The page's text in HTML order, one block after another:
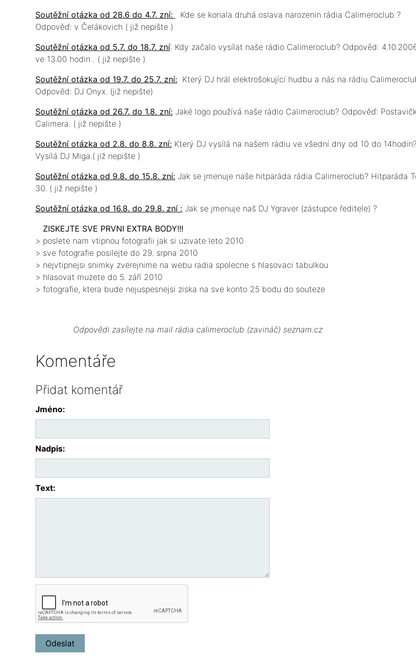
Soutěžní otázka od 28.6 do 4.7. zní:
Kde se konala druhá oslava narozenin rádia Calimeroclub ?
Odpověď: v Čelákovich ( již nepište )
Soutěžní otázka od 5.7. do 18.7. zní: Kdy začalo vysílat naše rádio Calimeroclub? Odpověd:
ve 13.00 hodin . ( již nepište )
Soutěžní otázka od 19.7. do 25.7. zní: Který DJ hrál elektrošokující hudbu a nás na rádiu
Odpověd: DJ Onyx. (již nepište)
Soutěžní otázka od 26.7. do 1.8. zní: Jaké logo používá naše rádio Calimeroclub? Odpověď:
Calimera. ( již nepište )
Soutěžní otázka od 2.8. do 8.8. zní: Který DJ vysílá na našem rádiu ve všední dny od 10 do 14hodin?
Vysílá DJ Miga.( již nepište )
Soutěžní otázka od 9.8. do 15.8. zní: Jak se jmenuje naše hitparáda rádia Calimeroclub? Hitparáda
30. ( již nepište )
Soutěžní otázka od 16.8. do 29.8. zní : Jak se jmenuje naš DJ Ygraver (zástupce ředitele) ?
ZISKEJTE SVE PRVNI EXTRA BODY!!!
> poslete nam vtipnou fotografii jak si uzivate leto 2010
> sve fotografie posilejte do 29. srpna 2010
> nejvtipnejsi snimky zverejnime na webu radia spolecne s hlasovaci tabulkou
> hlasovat muzete do 5. září 2010
> fotografie, ktera bude nejuspesnejsi ziska na sve konto 25 bodu do souteze
Odpovědi zasílejte na mail rádia calimeroclub (zavináč) seznam.cz
Komentáře
Přidat komentář
Jméno:
Nadpis:
Text: